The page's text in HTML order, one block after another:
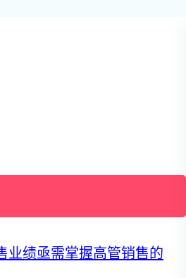
业绩亟需掌握高管销售的